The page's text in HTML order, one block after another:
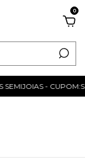
0
SEMIJOIAS -